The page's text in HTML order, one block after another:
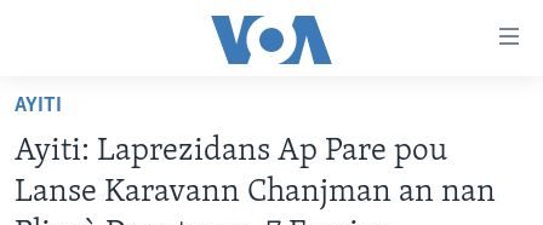
Skip
main
content
Skip
LÈZETAZINI
AMERIK LATIN
AYITI
Ayiti: Laprezidans Ap Pare pou
Lanse Karavann Chanjman an nan